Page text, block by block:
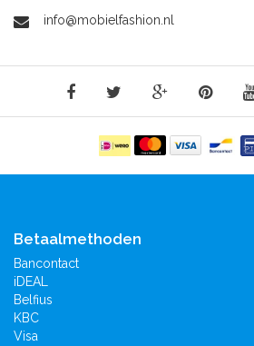
info@mobielfashion.nl
Betaalmethoden
Bancontact
iDEAL
Belfius
KBC
Visa